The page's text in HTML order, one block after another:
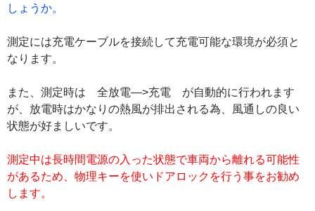
しょうか。
測定には充電ケーブルを接続して充電可能な環境が必須と
なります。
また、測定時は 全放電—>充電 が自動的に行われます
が、放電時はかなりの熱風が排出される為、風通しの良い
状態が好ましいです。
測定中は長時間電源の入った状態で車両から離れる可能性
があるため、物理キーを使いドアロックを行う事をお勧め
します。